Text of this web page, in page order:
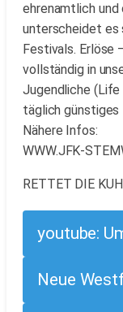
ehrenamtlich
unterscheidet es
Festivals. Erlöse
vollständig in
Jugendliche (Life
täglich günstiges
Nähere Infos:
WWW.JFK-
RETTET DIE
youtube:
Neue